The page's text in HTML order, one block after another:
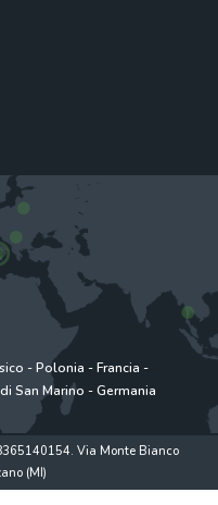
-Polonia -Francia -
San Marino -Germania
Via Monte Bianco
(MI)